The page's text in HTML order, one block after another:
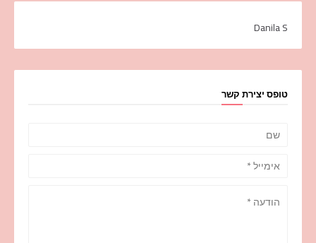
Danila S
טופס יצירת קשר